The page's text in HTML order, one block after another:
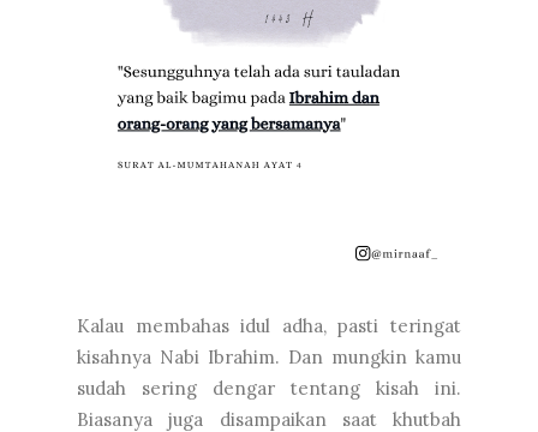
Kalau membahas idul adha, pasti teringat
kisahnya Nabi Ibrahim. Dan mungkin kamu
sudah sering dengar tentang kisah ini.
Biasanya juga disampaikan saat khutbah